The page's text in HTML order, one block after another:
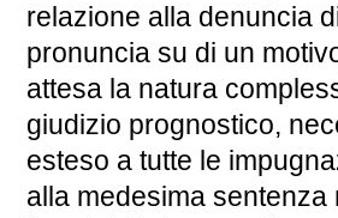
relazione alla denuncia
pronuncia su di un
attesa la natura
giudizio prognostico,
esteso a tutte le
alla medesima sentenza